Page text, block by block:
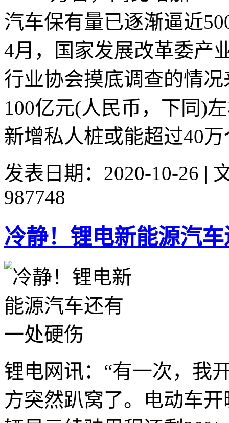
汽车保有量已逐渐逼近
4月，国家发展改革委产
行业协会摸底调查的情
100亿元(人民币，下同)
新增私人桩或能超过40
发表日期：2020-10-26 |
987748
冷静！锂电新能源汽
锂电网讯：“有一次，我
方突然趴窝了。电动车